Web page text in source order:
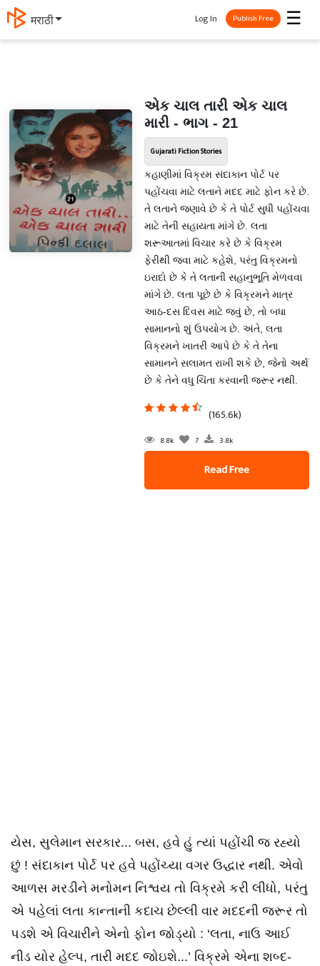
मराठी ☰
Log In Publish Free
એક ચાલ તારી એક ચાલ
મારી - ભાગ - 21
Gujarati Fiction Stories
કહાણીમાં વિક્રમ સંદાકાન પોર્ટ પર
પહોંચવા માટે લતાને મદદ માટે ફોન કરે છે.
તે લતાને જણાવે છે કે તે પોર્ટ સુધી પહોંચવા
માટે તેની સહાયતા માંગે છે. લતા
શરૂઆતમાં વિચાર કરે છે કે વિક્રમ
ફેરીથી જવા માટે કહેશે, પરંતુ વિક્રમનો
ઇરાદો છે કે તે લતાની સહાનુભૂતિ મેળવવા
માંગે છે. લતા પૂછે છે કે વિક્રમને માત્ર
આઠ-દસ દિવસ માટે જવું છે, તો બધા
સામાનનો શું ઉપયોગ છે. અંતે, લતા
વિક્રમને ખાતરી આપે છે કે તે તેના
સામાનને સલામત રાખી શકે છે, જેનો અર્થ
છે કે તેને વધુ ચિંતા કરવાની જરૂર નથી.
(165.6k)
8.8k 7 3.8k
Read Free
યેસ, સુલેમાન સરકાર... બસ, હવે હું ત્યાં પહોંચી જ રહ્યો
છું ! સંદાકાન પોર્ટ પર હવે પહોંચ્યા વગર ઉદ્ધાર નથી. એવો
આળસ મરડીને મનોમન નિશ્વય તો વિક્રમે કરી લીધો, પરંતુ
એ પહેલાં લતા કાન્તાની કદાચ છેલ્લી વાર મદદની જરૂર તો
પડશે એ વિચારીને એનો ફોન જોડ્યો : ‘લતા, નાઉ આઈ
નીડ યોર હેલ્પ, તારી મદદ જોઇશે...’ વિક્રમે એના શબ્દ-